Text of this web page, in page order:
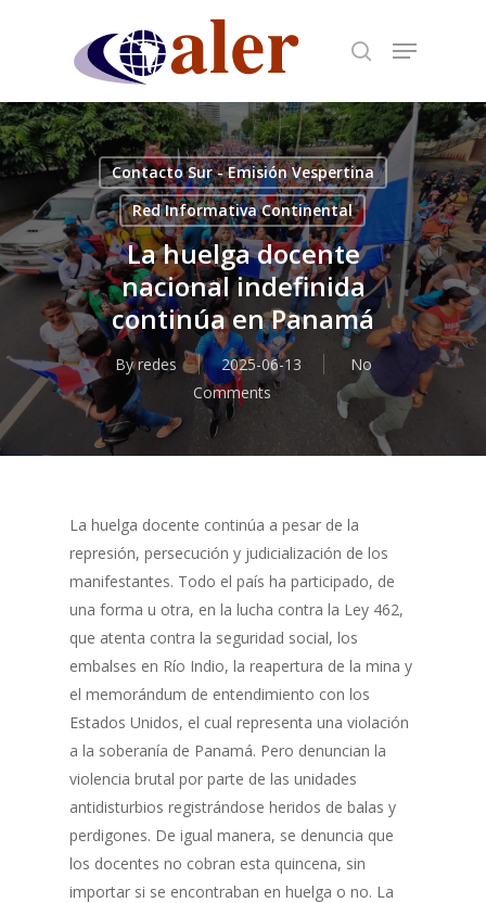
content
Contacto Sur - Emisión Vespertina
Red Informativa Continental
La huelga docente
nacional indefinida
continúa en Panamá
By redes 2025-06-13
No
Comments
La huelga docente continúa a pesar de la
represión, persecución y judicialización de los
manifestantes. Todo el país ha participado, de
una forma u otra, en la lucha contra la Ley 462,
que atenta contra la seguridad social, los
embalses en Río Indio, la reapertura de la mina y
el memorándum de entendimiento con los
Estados Unidos, el cual representa una violación
a la soberanía de Panamá. Pero denuncian la
violencia brutal por parte de las unidades
antidisturbios registrándose heridos de balas y
perdigones. De igual manera, se denuncia que
los docentes no cobran esta quincena, sin
importar si se encontraban en huelga o no. La